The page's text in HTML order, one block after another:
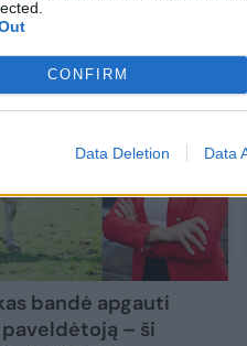
CONFIRM
Data Deletion Data
2
bandė apgauti
– ši